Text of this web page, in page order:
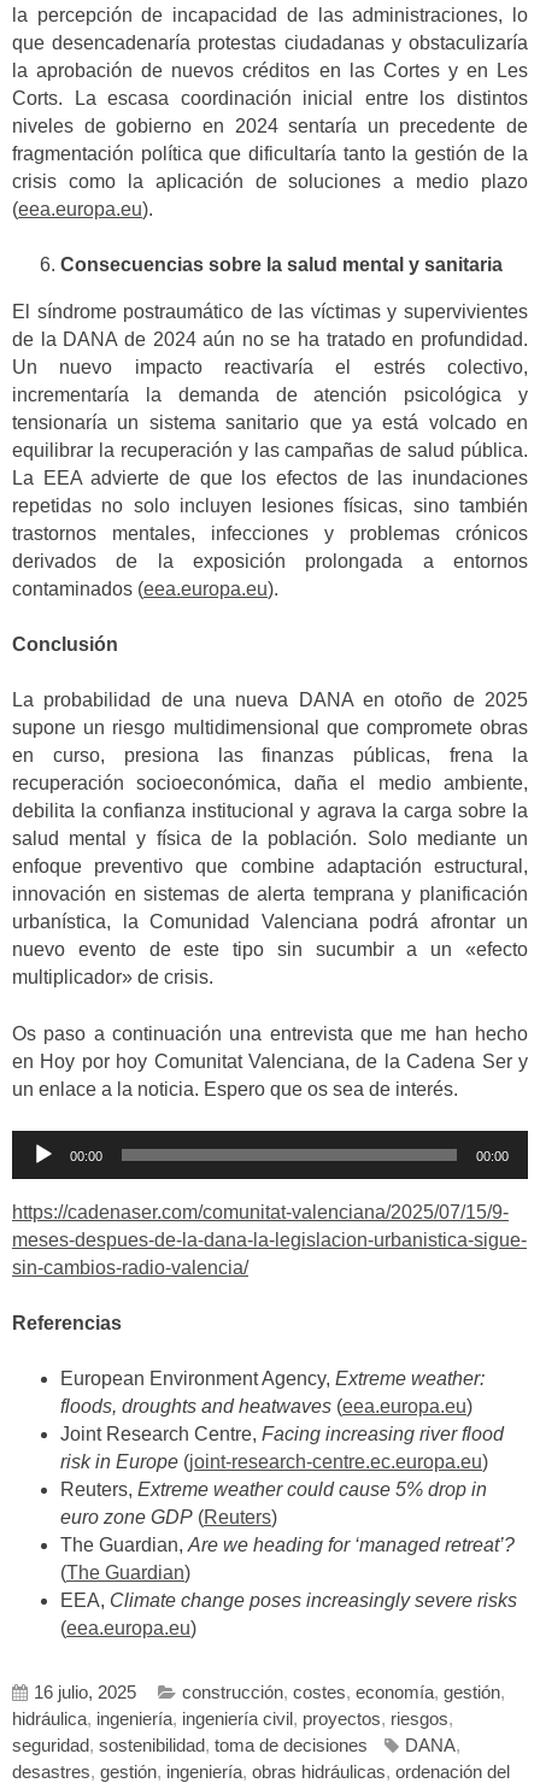
la percepción de incapacidad de las administraciones, lo
que desencadenaría protestas ciudadanas y obstaculizaría
la aprobación de nuevos créditos en las Cortes y en Les
Corts. La escasa coordinación inicial entre los distintos
niveles de gobierno en 2024 sentaría un precedente de
fragmentación política que dificultaría tanto la gestión de la
crisis como la aplicación de soluciones a medio plazo
(eea.europa.eu).
Consecuencias sobre la salud mental y sanitaria
El síndrome postraumático de las víctimas y supervivientes
de la DANA de 2024 aún no se ha tratado en profundidad.
Un nuevo impacto reactivaría el estrés colectivo,
incrementaría la demanda de atención psicológica y
tensionaría un sistema sanitario que ya está volcado en
equilibrar la recuperación y las campañas de salud pública.
La EEA advierte de que los efectos de las inundaciones
repetidas no solo incluyen lesiones físicas, sino también
trastornos mentales, infecciones y problemas crónicos
derivados de la exposición prolongada a entornos
contaminados (eea.europa.eu).
Conclusión
La probabilidad de una nueva DANA en otoño de 2025
supone un riesgo multidimensional que compromete obras
en curso, presiona las finanzas públicas, frena la
recuperación socioeconómica, daña el medio ambiente,
debilita la confianza institucional y agrava la carga sobre la
salud mental y física de la población. Solo mediante un
enfoque preventivo que combine adaptación estructural,
innovación en sistemas de alerta temprana y planificación
urbanística, la Comunidad Valenciana podrá afrontar un
nuevo evento de este tipo sin sucumbir a un «efecto
multiplicador» de crisis.
Os paso a continuación una entrevista que me han hecho
en Hoy por hoy Comunitat Valenciana, de la Cadena Ser y
un enlace a la noticia. Espero que os sea de interés.
Reproductor
00:00 00:00
https://cadenaser.com/comunitat-valenciana/2025/07/15/9-
meses-despues-de-la-dana-la-legislacion-urbanistica-sigue-
sin-cambios-radio-valencia/
Referencias
European Environment Agency, Extreme weather:
floods, droughts and heatwaves (eea.europa.eu)
Joint Research Centre, Facing increasing river flood
risk in Europe (joint-research-centre.ec.europa.eu)
Reuters, Extreme weather could cause 5% drop in
euro zone GDP (Reuters)
The Guardian,Are we heading for ‘managed retreat’?
(The Guardian)
EEA, Climate change poses increasingly severe risks
(eea.europa.eu)
16 julio, 2025 construcción, costes, economía, gestión,
hidráulica, ingeniería, ingeniería civil , proyectos, riesgos,
seguridad, sostenibilidad, toma de decisiones DANA,
desastres, gestión, ingeniería, obras hidráulicas, ordenación del